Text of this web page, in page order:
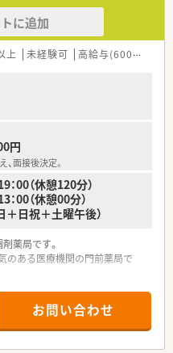
休暇制度の用意あり。
スクコントローラー制度を導
組みにも積極的です。
ながら働きたい方、キャリアを
に追加
上 未経験可 高給与(600万円以上)
円
面接後決定。
00（休憩120分）
休憩00分）
日祝＋土曜午後）
薬局です。
ある医療機関の門前薬局で
士も良好な関係性を築いてお
お問い合わせ